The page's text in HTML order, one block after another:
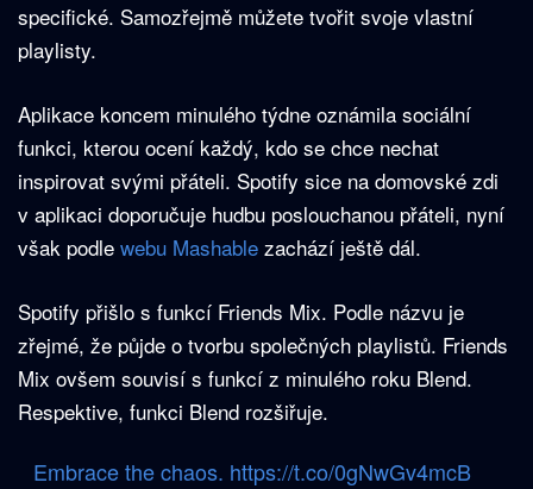
specifické. Samozřejmě můžete tvořit svoje vlastní
playlisty.
Aplikace koncem minulého týdne oznámila sociální
funkci, kterou ocení každý, kdo se chce nechat
inspirovat svými přáteli. Spotify sice na domovské zdi
v aplikaci doporučuje hudbu poslouchanou přáteli, nyní
však podle webu Mashable zachází ještě dál.
Spotify přišlo s funkcí Friends Mix. Podle názvu je
zřejmé, že půjde o tvorbu společných playlistů. Friends
Mix ovšem souvisí s funkcí z minulého roku Blend.
Respektive, funkci Blend rozšiřuje.
Embrace the chaos. https://t.co/0gNwGv4mcB